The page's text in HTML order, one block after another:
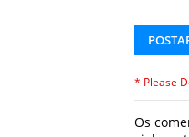
* Please
Os